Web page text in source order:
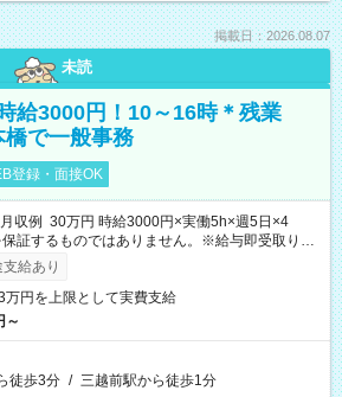
掲載日：2026.08.07
未読
給3000円！10～16時＊残業
で一般事務
登録・面接OK
収例 30万円 時給3000円×実働5h×週5日×4
証するものではありません。※給与即受取りサ
利用条件有）
給あり
万円を上限として実費支給
～
徒歩3分 / 三越前駅から徒歩1分